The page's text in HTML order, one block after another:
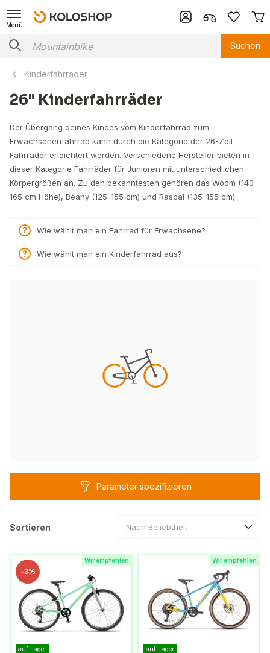
Menü
Suchen
Kinderfahrräder
26" Kinderfahrräder
Der Übergang deines Kindes vom Kinderfahrrad zum
Erwachsenenfahrrad kann durch die Kategorie der 26-Zoll-
Fahrräder erleichtert werden. Verschiedene Hersteller bieten in
dieser Kategorie Fahrräder für Junioren mit unterschiedlichen
Körpergrößen an. Zu den bekanntesten gehören das Woom (140-
165 cm Höhe), Beany (125-155 cm) und Rascal (135-155 cm).
Wie wählt man ein Fahrrad für Erwachsene?
Wie wählt man ein Kinderfahrrad aus?
Parameter spezifizieren
Sortieren Nach Beliebtheit
Wir empfehlen
-3%
auf Lager
Wir empfehlen
auf Lager